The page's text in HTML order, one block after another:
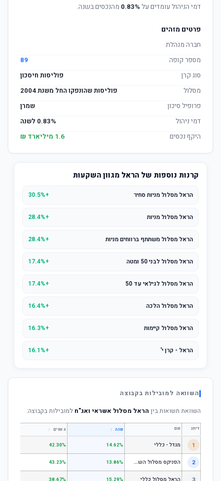
דמי הניהול עומדים על 0.83% מהנכסים בשנה.
פרטים מזהים
חברה מנהלת
מספר קופה
89
סוג קרן
פוליסות חיסכון
מסלול
פוליסות שהונפקו החל משנת 2004
פרופיל סיכון
שמרן
דמי ניהול
0.83% לשנה
היקף נכסים
1.6 מיליארד ₪
קרנות נוספות של הראל מגוון השקעות
הראל מסלול מניות סחיר +30.5%
הראל מסלול מניות +28.4%
הראל מסלול משתתף ברווחים מניות +28.4%
הראל מסלול לבני 50 ומטה +17.4%
הראל מסלול לגילאי עד 50 +17.4%
הראל מסלול הלכה +16.4%
הראל מסלול קיימות +16.3%
הראל - קרן י' +16.1%
השוואה למובילות בקבוצה
השוואת תשואות בין הראל מסלול אשראי ואג"ח למובילות בקבוצה:
דירוג שם שנה ↕ 3 שנים ↕
1 מגדל - כללי 14.62%
42.30%
2 ה
פניקס מסלול השקעה כללי 13.86%
43.23%
הראל מסלול כללי 15.29%
38.67%